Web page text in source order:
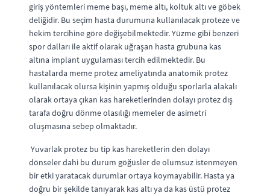
giriş yöntemleri meme başı, meme altı, koltuk altı ve göbek
deliğidir. Bu seçim hasta durumuna kullanılacak proteze ve
hekim tercihine göre değişebilmektedir. Yüzme gibi benzeri
spor dalları ile aktif olarak uğraşan hasta grubuna kas
altına implant uygulaması tercih edilmektedir. Bu
hastalarda meme protez ameliyatında anatomik protez
kullanılacak olursa kişinin yapmış olduğu sporlarla alakalı
olarak ortaya çıkan kas hareketlerinden dolayı protez dış
tarafa doğru dönme olasılığı memeler de asimetri
oluşmasına sebep olmaktadır.
Yuvarlak protez bu tip kas hareketlerin den dolayı
dönseler dahi bu durum göğüsler de olumsuz istenmeyen
bir etki yaratacak durumlar ortaya koymayabilir. Hasta ya
doğru bir şekilde tanıyarak kas altı ya da kas üstü protez